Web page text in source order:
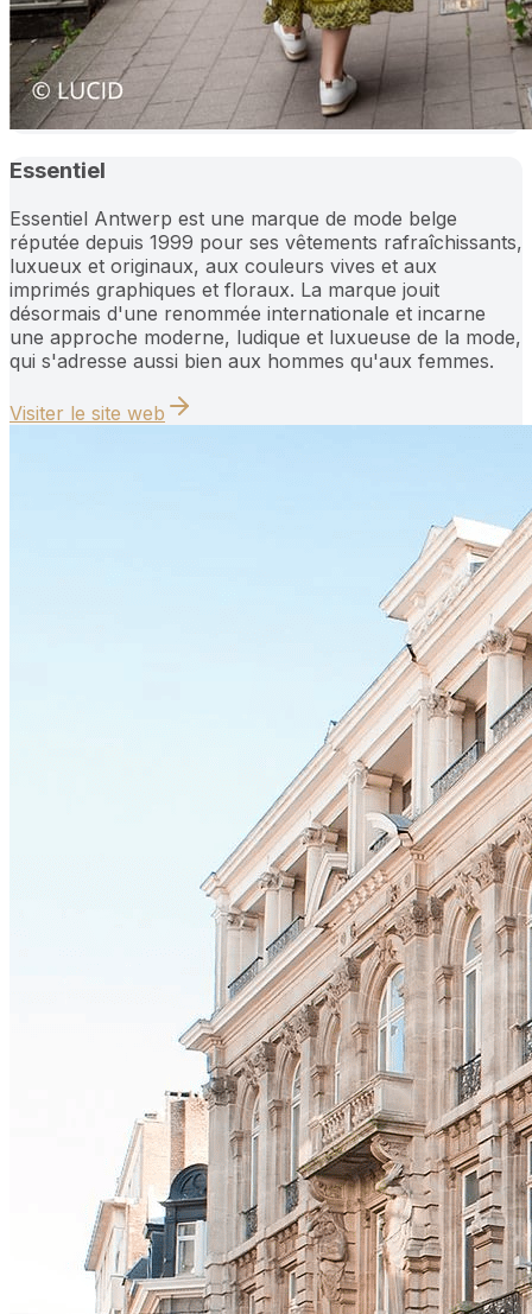
Essentiel
Essentiel Antwerp est une marque de mode belge
réputée depuis 1999 pour ses vêtements rafraîchissants,
luxueux et originaux, aux couleurs vives et aux
imprimés graphiques et floraux. La marque jouit
désormais d'une renommée internationale et incarne
une approche moderne, ludique et luxueuse de la mode,
qui s'adresse aussi bien aux hommes qu'aux femmes.
Visiter le site web